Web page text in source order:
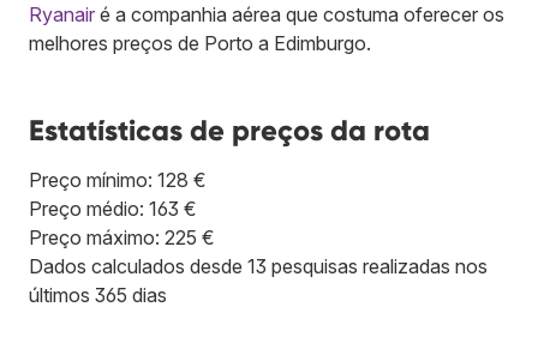
Ryanair é a companhia aérea que costuma oferecer os
melhores preços de Porto a Edimburgo.
Estatísticas de preços da rota
Preço mínimo: 128 €
Preço médio: 163 €
Preço máximo: 225 €
Dados calculados desde 13 pesquisas realizadas nos
últimos 365 dias